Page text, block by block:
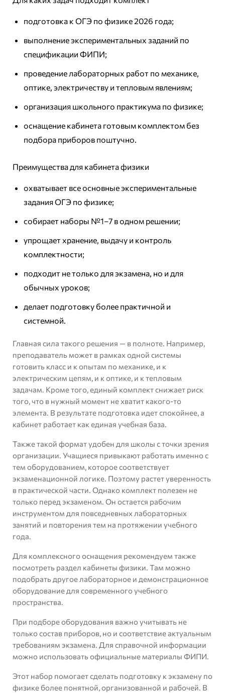
подготовка к ОГЭ по физике 2026 года;
выполнение экспериментальных заданий по
спецификации ФИПИ;
проведение лабораторных работ по механике,
оптике, электричеству и тепловым явлениям;
организация школьного практикума по физике;
оснащение кабинета готовым комплектом без
подбора приборов поштучно.
Преимущества для кабинета физики
охватывает все основные экспериментальные
задания ОГЭ по физике;
собирает наборы №1–7 в одном решении;
упрощает хранение, выдачу и контроль
комплектности;
подходит не только для экзамена, но и для
обычных уроков;
делает подготовку более практичной и
системной.
Главная сила такого решения — в полноте. Например,
преподаватель может в рамках одной системы
готовить класс и к опытам по механике, и к
электрическим цепям, и к оптике, и к тепловым
задачам. Кроме того, единый комплект снижает риск
того, что в нужный момент не хватит какого-то
элемента. В результате подготовка идет спокойнее, а
кабинет работает как единая учебная база.
Также такой формат удобен для школы с точки зрения
организации. Учащиеся привыкают работать именно с
тем оборудованием, которое соответствует
экзаменационной логике. Поэтому растет уверенность
в практической части. Однако комплект полезен не
только перед экзаменом. Он остается рабочим
инструментом для повседневных лабораторных
занятий и повторения тем на протяжении учебного
года.
Для комплексного оснащения рекомендуем также
посмотреть раздел кабинеты физики. Там можно
подобрать другое лабораторное и демонстрационное
оборудование для современного учебного
пространства.
При подборе оборудования важно учитывать не
только состав приборов, но и соответствие актуальным
требованиям экзамена. Для справочной информации
можно использовать официальные материалы ФИПИ.
Этот набор помогает сделать подготовку к экзамену по
физике более понятной, организованной и рабочей. В